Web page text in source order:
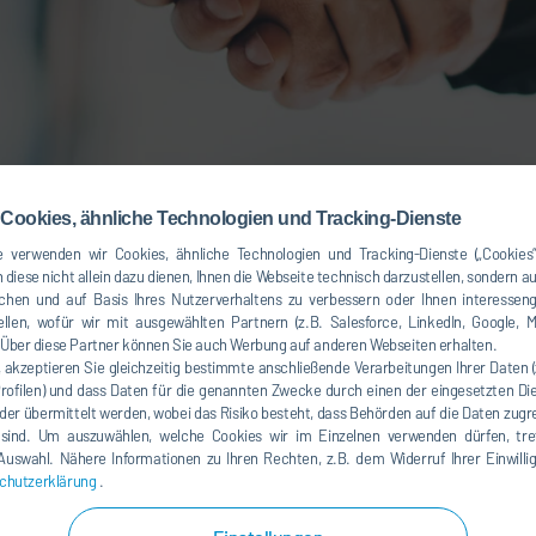
ähnliche Technologien und Tracking-Dienste
wir Cookies, ähnliche Technologien und Tracking-Dienste
diese nicht allein dazu dienen, Ihnen die Webseite technisch darzustellen, sondern
und auf Basis Ihres Nutzerverhaltens zu verbessern oder Ihnen
wofür wir mit ausgewählten Partnern (z.B. Salesforce, LinkedIn, Google,
diese Partner können Sie auch Werbung auf anderen Webseiten erhalten.
akzeptieren Sie gleichzeitig bestimmte anschließende Verarbeitungen Ihrer Daten
und dass Daten für die genannten Zwecke durch einen der eingesetzten
übermittelt werden, wobei das Risiko besteht, dass Behörden auf die Daten
Um auszuwählen, welche Cookies wir im Einzelnen verwenden dürfen,
Nähere Informationen zu Ihren Rechten, z.B. dem Widerruf Ihrer
.
für Lieferanten
und daraus resultierende
der Dürr Unternehmensgruppe den
der beigefügten Gesellschaften übernehmen, sind die